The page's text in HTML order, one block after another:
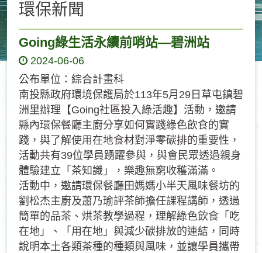
環保新聞
Going綠生活永續前哨站—碧洲站
2024-06-06
公布單位：綜合計畫科
南投縣政府環境保護局於113年5月29日草屯鎮碧
洲里辦理【Going社區投入綠活趣】活動，邀請
縣內環保餐廳主廚分享如何實踐綠色飲食的實
踐，與了解使用在地食材對淨零碳排的重要性，
活動共有39位學員踴躍參與，與會民眾透過親身
體驗建立「茶知識」，樂趣無窮收穫滿滿。
活動中，邀請環保餐廳田媽媽小半天風味餐坊的
劉松杰主廚及蕭乃瑜評茶師擔任課程講師，透過
簡單的品茶、烘茶教學過程，理解綠色飲食「吃
在地」、「用在地」與減少碳排放的連結，同時
說明本土各類茶種的種類與風味，並讓學員攜帶